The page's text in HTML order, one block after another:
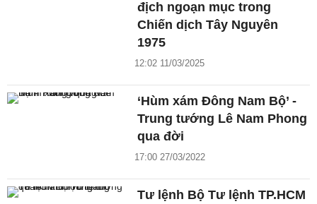
địch ngoạn mục trong
Chiến dịch Tây Nguyên
1975
12:02 11/03/2025
‘Hùm xám Đông Nam Bộ’ -
Trung tướng Lê Nam Phong
qua đời
17:00 27/03/2022
Tư lệnh Bộ Tư lệnh TP.HCM